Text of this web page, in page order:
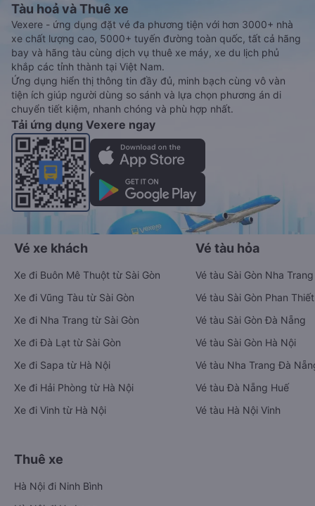
Tàu hoả và Thuê xe
Vexere - ứng dụng đặt vé đa phương tiện với hơn 3000+ nhà
xe chất lượng cao, 5000+ tuyến đường toàn quốc, tất cả hãng
bay và hãng tàu cùng dịch vụ thuê xe máy, xe du lịch phủ
khắp các tỉnh thành tại Việt Nam.
Ứng dụng hiển thị thông tin đầy đủ, minh bạch cùng vô vàn
tiện ích giúp người dùng so sánh và lựa chọn phương án di
chuyển tiết kiệm, nhanh chóng và phù hợp nhất.
Tải ứng dụng Vexere ngay
Vé xe khách
Xe đi Buôn Mê Thuột từ Sài Gòn
Xe đi Vũng Tàu từ Sài Gòn
Xe đi Nha Trang từ Sài Gòn
Xe đi Đà Lạt từ Sài Gòn
Xe đi Sapa từ Hà Nội
Xe đi Hải Phòng từ Hà Nội
Xe đi Vinh từ Hà Nội
Vé tàu hỏa
Vé tàu Sài Gòn Nha Trang
Vé tàu Sài Gòn Phan Thiết
Vé tàu Sài Gòn Đà Nẵng
Vé tàu Sài Gòn Hà Nội
Vé tàu Nha Trang Đà
Vé tàu Đà Nẵng Huế
Vé tàu Hà Nội Vinh
Thuê xe
Hà Nội đi Ninh Bình